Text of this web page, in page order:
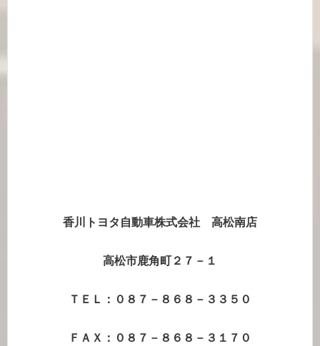
香川トヨタ自動車株式会社 高松南店
高松市鹿角町２７－１
ＴＥＬ：０８７－８６８－３３５０
ＦＡＸ：０８７－８６８－３１７０